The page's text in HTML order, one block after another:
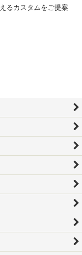
るカスタムをご提案